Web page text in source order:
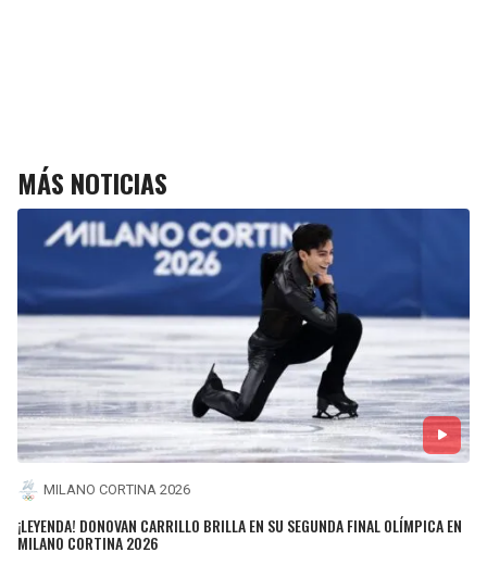
MÁS NOTICIAS
MILANO CORTINA 2026
¡LEYENDA! DONOVAN CARRILLO BRILLA EN SU SEGUNDA FINAL OLÍMPICA EN
MILANO CORTINA 2026